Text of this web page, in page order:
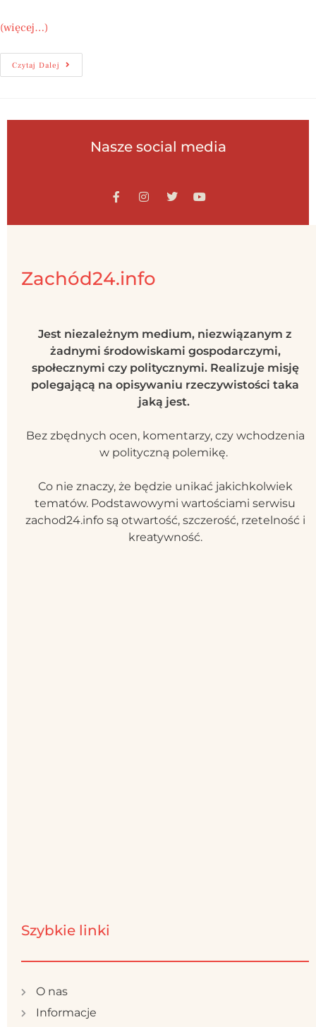
(więcej…)
Czytaj Dalej
Nasze social media
Zachód24.info
Jest niezależnym medium, niezwiązanym z
żadnymi środowiskami gospodarczymi,
społecznymi czy politycznymi. Realizuje misję
polegającą na opisywaniu rzeczywistości taka
jaką jest.
Bez zbędnych ocen, komentarzy, czy wchodzenia
w polityczną polemikę.
Co nie znaczy, że będzie unikać jakichkolwiek
tematów. Podstawowymi wartościami serwisu
zachod24.info są otwartość, szczerość, rzetelność i
kreatywność.
Szybkie linki
O nas
Informacje